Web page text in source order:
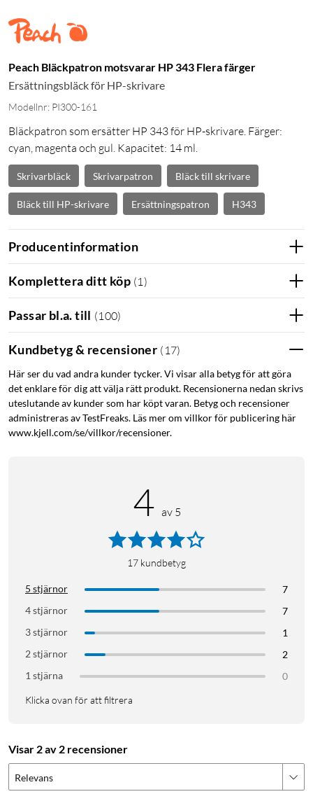
Peach Bläckpatron motsvarar HP 343 Flera färger
Ersättningsbläck för HP-skrivare
Modellnr: PI300-161
Bläckpatron som ersätter HP 343 för HP-skrivare. Färger:
cyan, magenta och gul. Kapacitet: 14 ml.
Skrivarbläck Skrivarpatron Bläck till skrivare
Bläck till HP-skrivare Ersättningspatron H343
Producentinformation
Komplettera ditt köp (1 )
Passar bl.a. till (100)
Kundbetyg & recensioner ( 17)
Här ser du vad andra kunder tycker. Vi visar alla betyg för att göra
det enklare för dig att välja rätt produkt. Recensionerna nedan skrivs
uteslutande av kunder som har köpt varan. Betyg och recensioner
administreras av TestFreaks. Läs mer om villkor för publicering här
www.kjell.com/se/villkor/recensioner.
4 av 5
17 kundbetyg
5 stjärnor
7
4 stjärnor
7
3 stjärnor
1
2 stjärnor
2
1 stjärna
0
Klicka ovan för att filtrera
Visar 2 av 2 recensioner
Relevans